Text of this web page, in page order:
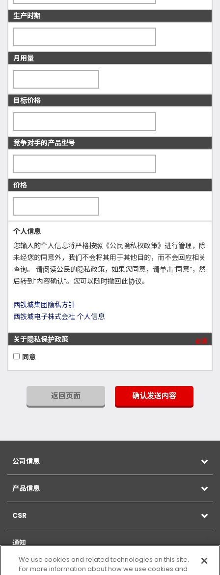
生产时期
月用量
目标价格
竞争对手的产品型号
价格
个人信息
您输入的个人信息将严格按照《公民隐私权政策》进行管理，除
未经您的同意外，我们不会将其用于其他目的，而不会回应相关
查询。 请阅读公民的隐私政策，如果您同意，请单击“同意”，然
后转到“内容确认”。您可以随时撤回此协议。
西铁城集团隐私方针
西铁城电子株式会社 个人信息
关于隐私保护政策 必須
同意
返回页面 确认发送内容
公司信息
产品信息
CSR
通知
We use cookies and related technologies on this site.
For more information about how we use cookies and